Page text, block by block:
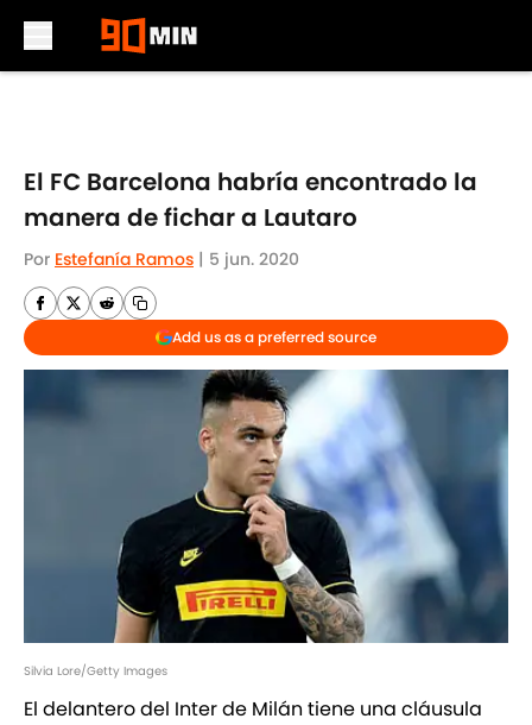
El FC Barcelona habría encontrado la
manera de fichar a Lautaro
Por Estefanía Ramos | 5 jun. 2020
Add us as a preferred source
Silvia Lore/Getty Images
El delantero del Inter de Milán tiene una cláusula